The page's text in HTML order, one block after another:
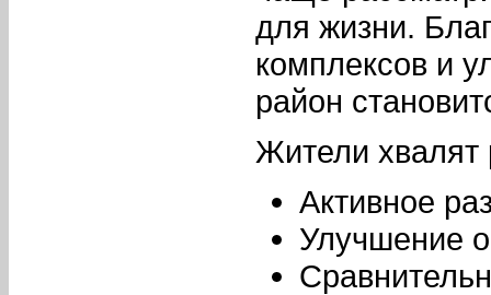
для жизни.
комплексов и
район
Жители хвалят
Активное
Улучшение